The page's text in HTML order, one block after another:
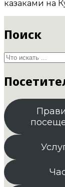
казаками на
Поиск